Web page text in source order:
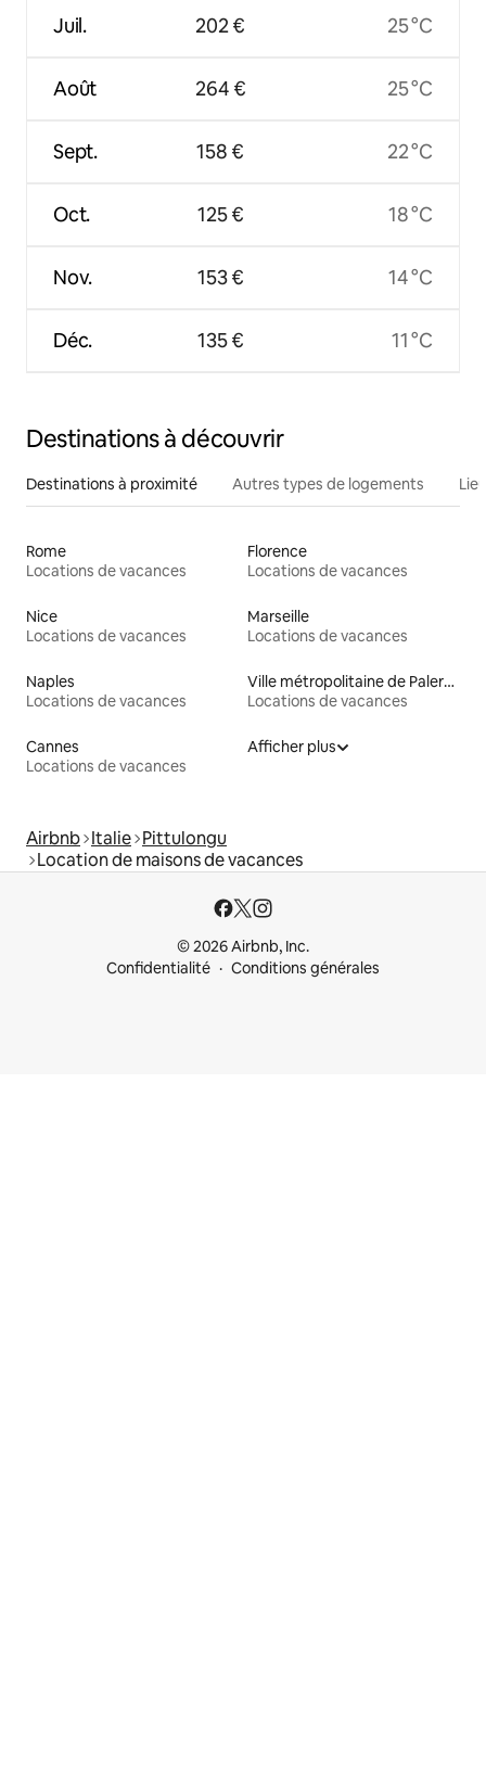
Juil.
Août
Sept.
Oct.
Nov.
Déc.
202 €
264 €
158 €
125 €
153 €
135 €
25 °C
25 °C
22 °C
18 °C
14 °C
11 °C
Destinations à découvrir
Destinations à proximité Autres types de logements
Rome
Locations de vacances
Florence
Locations de vacances
Nice
Locations de vacances
Marseille
Locations de vacances
Naples
Locations de vacances
Ville métropolitaine de Palerme
Locations de vacances
Cannes
Locations de vacances
Afficher plus
Airbnb Italie Pittulongu
Location de maisons de vacances
© 2026 Airbnb, Inc.
Confidentialité
Conditions générales